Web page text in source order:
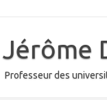
Jérôme
Professeur des